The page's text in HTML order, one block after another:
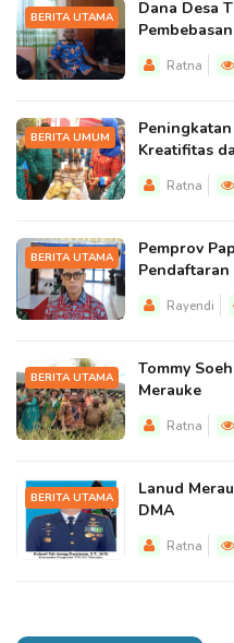
BERITA UTAMA
Dana Desa
Ratna
BERITA UMUM
Kreatifitas
Ratna
BERITA UTAMA
Pemprov
Pendaftaran
Rayendi
BERITA UTAMA
Tommy
Merauke
Ratna
BERITA UTAMA
Lanud
DMA
Ratna